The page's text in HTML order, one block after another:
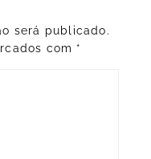
será publicado.
com *